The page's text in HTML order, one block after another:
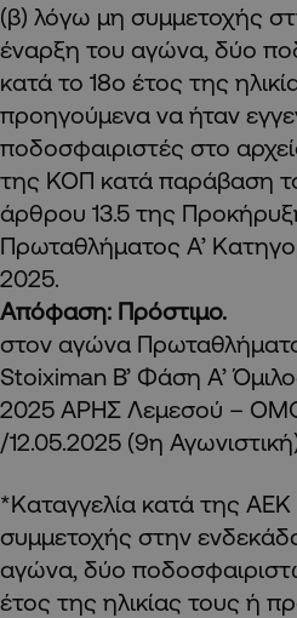
(β) λόγω μη συμμετοχής
έναρξη του αγώνα, δύο
κατά το 18ο έτος της
προηγούμενα να ήταν
ποδοσφαιριστές στο
της ΚΟΠ κατά παράβαση
άρθρου 13.5 της
Πρωταθλήματος Α’
2025.
Απόφαση: Πρόστιμο.
στον αγώνα
Stoiximan Β’ Φάση Α’
2025 ΑΡΗΣ Λεμεσού –
/12.05.2025 (9η
*Καταγγελία κατά της
συμμετοχής στην
αγώνα, δύο
έτος της ηλικίας τους ή